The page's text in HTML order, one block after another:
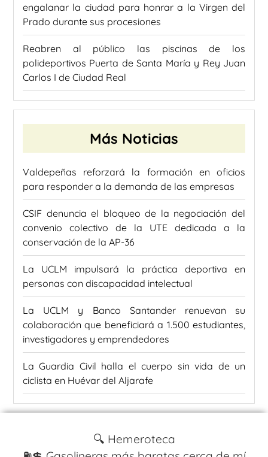
engalanar la ciudad para honrar a la Virgen del
Prado durante sus procesiones
Reabren al público las piscinas de los
polideportivos Puerta de Santa María y Rey Juan
Carlos I de Ciudad Real
Más Noticias
Valdepeñas reforzará la formación en oficios
para responder a la demanda de las empresas
CSIF denuncia el bloqueo de la negociación del
convenio colectivo de la UTE dedicada a la
conservación de la AP-36
La UCLM impulsará la práctica deportiva en
personas con discapacidad intelectual
La UCLM y Banco Santander renuevan su
colaboración que beneficiará a 1.500 estudiantes,
investigadores y emprendedores
La Guardia Civil halla el cuerpo sin vida de un
ciclista en Huévar del Aljarafe
🔍 Hemeroteca